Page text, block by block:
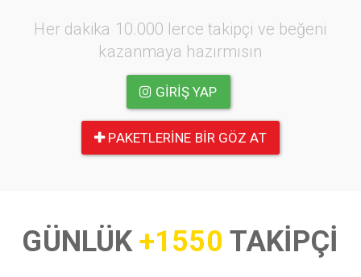
Her dakika 10.000 lerce takipçi ve beğeni
kazanmaya hazırmısın
GIRIŞ YAP
PAKETLERINE BIR GÖZ AT
GÜNLÜK+1550 TAKİPÇİ